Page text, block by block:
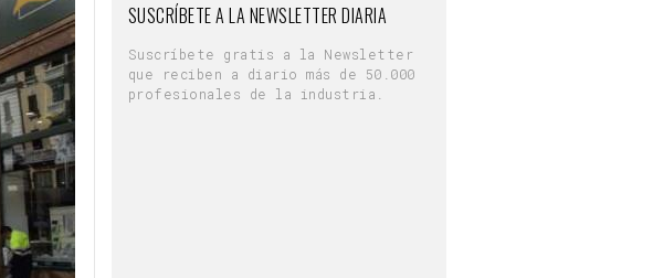
SUSCRÍBETE A LA NEWSLETTER DIARIA
Suscríbete gratis a la Newsletter
que reciben a diario más de 50.000
profesionales de la industria.